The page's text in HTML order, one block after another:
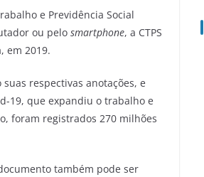
e Previdência Social
ou pelo smartphone, a CTPS
em 2019.
respectivas anotações, e
19, que expandiu o trabalho e
foram registrados 270 milhões
também pode ser